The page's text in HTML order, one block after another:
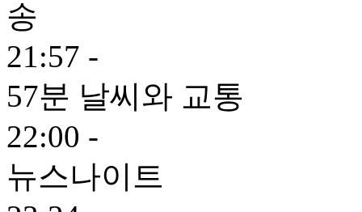
21:57 -
57분 날씨와 교통
22:00 -
뉴스나이트